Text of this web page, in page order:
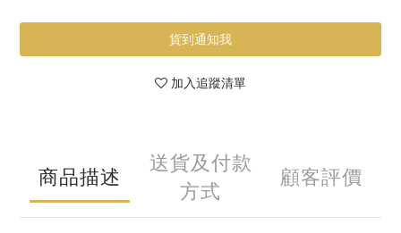
貨到通知我
加入追蹤清單
商品描述
送貨及付款
方式
顧客評價